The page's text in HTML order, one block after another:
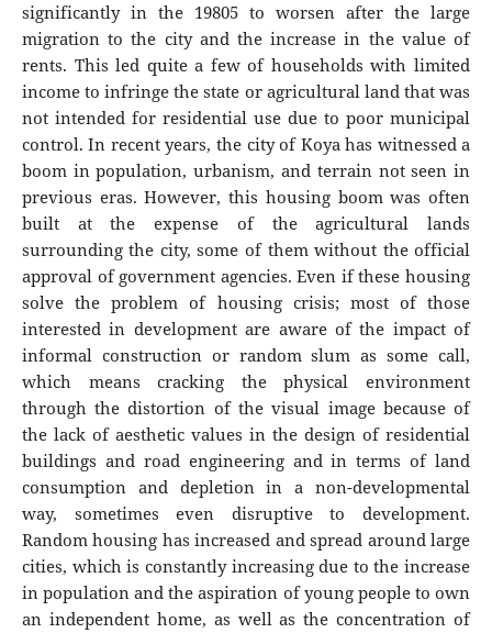
significantly in the 19805 to worsen after the large
migration to the city and the increase in the value of
rents. This led quite a few of households with limited
income to infringe the state or agricultural land that was
not intended for residential use due to poor municipal
control. In recent years, the city of Koya has witnessed a
boom in population, urbanism, and terrain not seen in
previous eras. However, this housing boom was often
built at the expense of the agricultural lands
surrounding the city, some of them without the official
approval of government agencies. Even if these housing
solve the problem of housing crisis; most of those
interested in development are aware of the impact of
informal construction or random slum as some call,
which means cracking the physical environment
through the distortion of the visual image because of
the lack of aesthetic values in the design of residential
buildings and road engineering and in terms of land
consumption and depletion in a non-developmental
way, sometimes even disruptive to development.
Random housing has increased and spread around large
cities, which is constantly increasing due to the increase
in population and the aspiration of young people to own
an independent home, as well as the concentration of